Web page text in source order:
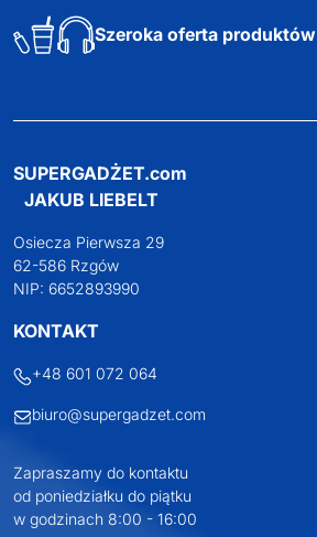
Szeroka oferta produktów
SUPERGADŻET.com
JAKUB LIEBELT
Osiecza Pierwsza 29
62-586 Rzgów
NIP: 6652893990
KONTAKT
+48 601 072 064
biuro@supergadzet.com
Zapraszamy do kontaktu
od poniedziałku do piątku
w godzinach 8:00 - 16:00